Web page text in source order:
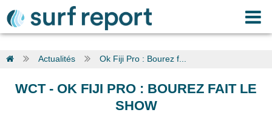
Actualités Ok Fiji Pro : Bourez f...
WCT- OK FIJI PRO : BOUREZ FAIT LE
SHOW